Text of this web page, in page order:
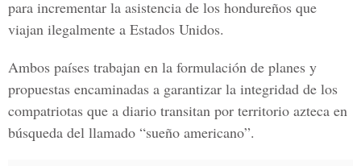
para incrementar la asistencia de los hondureños que
viajan ilegalmente a Estados Unidos.
Ambos países trabajan en la formulación de planes y
propuestas encaminadas a garantizar la integridad de los
compatriotas que a diario transitan por territorio azteca en
búsqueda del llamado “sueño americano”.